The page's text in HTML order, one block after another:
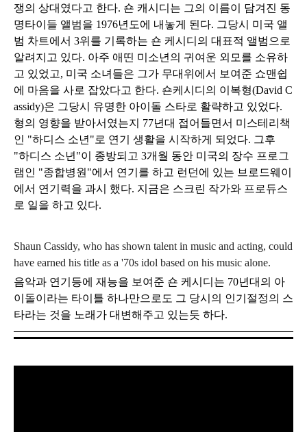
쟁의 상대였다고 한다. 숀 캐시디는 그의 이름이 담겨진 동
명타이들 앨범을 1976년도에 내놓게 된다. 그당시 미국 앨
범 차트에서 3위를 기록하는 숀 케시디의 대표적 앨범으로
알려지고 있다. 아주 애띤 미소년의 귀여운 외모를 소유하
고 있었고, 미국 소녀들은 그가 무대위에서 보여준 쇼맨쉽
에 마음을 사로 잡았다고 한다. 숀케시디의 이복형(David C
assidy)은 그당시 유명한 아이돌 스타로 활략하고 있었다.
형의 영향을 받아서였는지 77년대 접어들면서 미스테리책
인 "하디스 소년"로 연기 생활을 시작하게 되었다. 그후
"하디스 소년"이 종방되고 3개월 동안 미국의 장수 프로그
램인 "종합병원"에서 연기를 하고 런던에 있는 브로드웨이
에서 연기력을 과시 했다. 지금은 스크린 작가와 프로듀스
로 일을 하고 있다.
Shaun Cassidy, who has shown talent in music and acting, could
have earned his title as a '70s idol based on his music alone.
음악과 연기등에 재능을 보여준 숀 케시디는 70년대의 아
이돌이라는 타이틀 하나만으로도 그 당시의 인기절정의 스
타라는 것을 노래가 대변해주고 있는듯 하다.